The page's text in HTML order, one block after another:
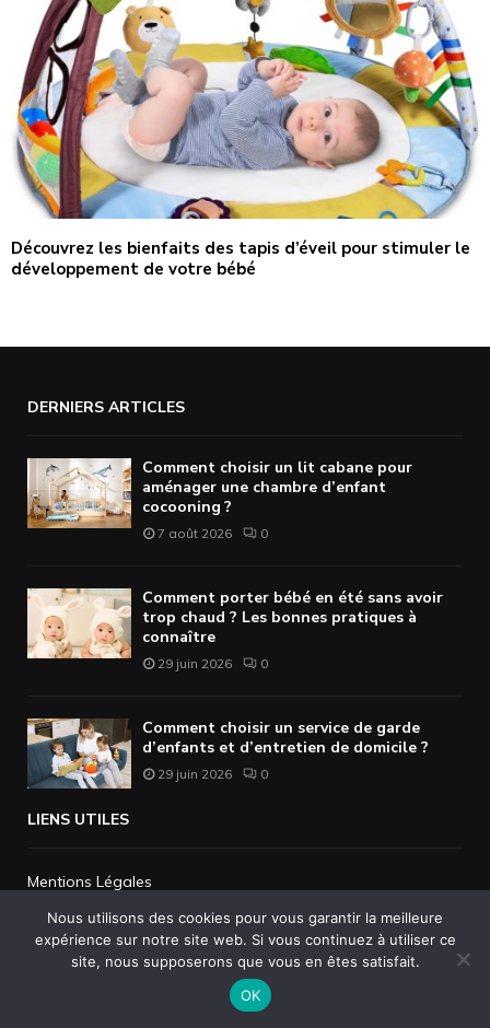
Découvrez les bienfaits des tapis d’éveil pour stimuler le
développement de votre bébé
DERNIERS ARTICLES
Comment choisir un lit cabane pour
aménager une chambre d’enfant
cocooning ?
7 août 2026 0
Comment porter bébé en été sans avoir
trop chaud ? Les bonnes pratiques à
connaître
29 juin 2026 0
Comment choisir un service de garde
d’enfants et d’entretien de domicile ?
29 juin 2026 0
LIENS UTILES
Mentions Légales
Plan de site
ARTICLES EN VOGUE
Nous utilisons des cookies pour vous garantir la meilleure
expérience sur notre site web. Si vous continuez à utiliser ce
site, nous supposerons que vous en êtes satisfait.
OK